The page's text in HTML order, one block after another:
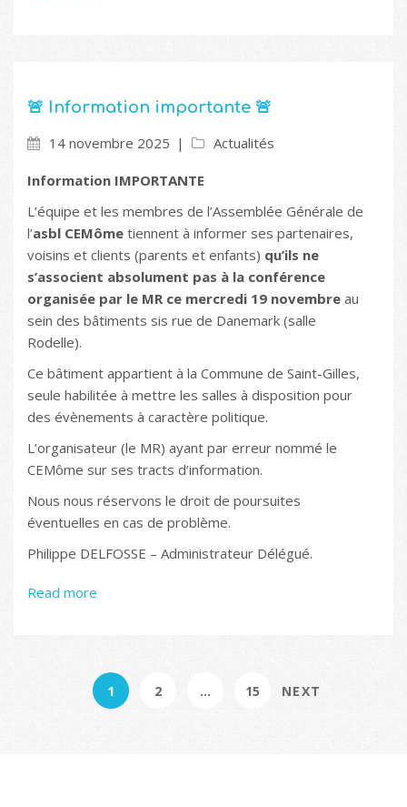
🚨 Information importante 🚨
14 novembre 2025
Actualités
Information IMPORTANTE
L’équipe et les membres de l’Assemblée Générale de
l’asbl CEMôme tiennent à informer ses partenaires,
voisins et clients (parents et enfants) qu’ils ne
s’associent absolument pas à la conférence
organisée par le MR ce mercredi 19 novembre au
sein des bâtiments sis rue de Danemark (salle
Rodelle).
Ce bâtiment appartient à la Commune de Saint-Gilles,
seule habilitée à mettre les salles à disposition pour
des évènements à caractère politique.
L’organisateur (le MR) ayant par erreur nommé le
CEMôme sur ses tracts d’information.
Nous nous réservons le droit de poursuites
éventuelles en cas de problème.
Philippe DELFOSSE – Administrateur Délégué.
Read more
1 2 … 15 NEXT